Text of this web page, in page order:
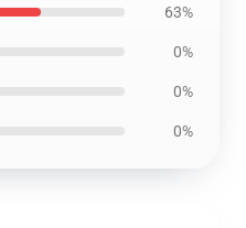
63%
0%
0%
0%